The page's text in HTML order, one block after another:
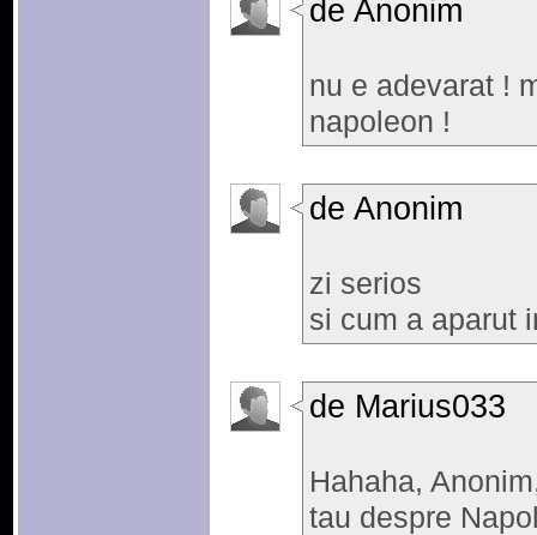
de Anonim
nu e adevarat !
napoleon !
de Anonim
zi serios
si cum a aparut
de Marius033
Hahaha,
tau despre